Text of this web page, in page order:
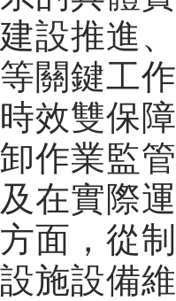
建設推進
等關鍵工
時效雙保
卸作業監
及在實際
方面，從
設施設備